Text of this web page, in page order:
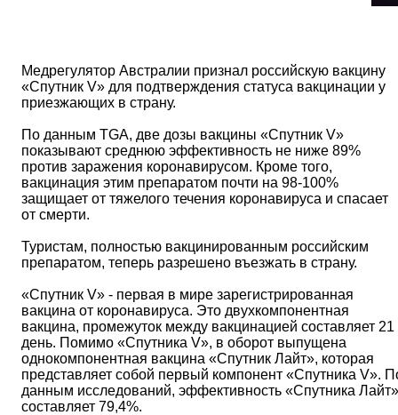
Медрегулятор Австралии признал российскую вакцину
«Спутник V» для подтверждения статуса вакцинации у
приезжающих в страну.
По данным TGA, две дозы вакцины «Спутник V»
показывают среднюю эффективность не ниже 89%
против заражения коронавирусом. Кроме того,
вакцинация этим препаратом почти на 98-100%
защищает от тяжелого течения коронавируса и спасает
от смерти.
Туристам, полностью вакцинированным российским
препаратом, теперь разрешено въезжать в страну.
«Спутник V» - первая в мире зарегистрированная
вакцина от коронавируса. Это двухкомпонентная
вакцина, промежуток между вакцинацией составляет 21
день. Помимо «Спутника V», в оборот выпущена
однокомпонентная вакцина «Спутник Лайт», которая
представляет собой первый компонент «Спутника V».
данным исследований, эффективность «Спутника Лайт»
составляет 79,4%.